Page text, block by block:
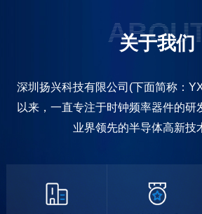
关于我们
深圳扬兴科技有限公司(下面简称：
以来，一直专注于时钟频率器件的研
业界领先的半导体高新技